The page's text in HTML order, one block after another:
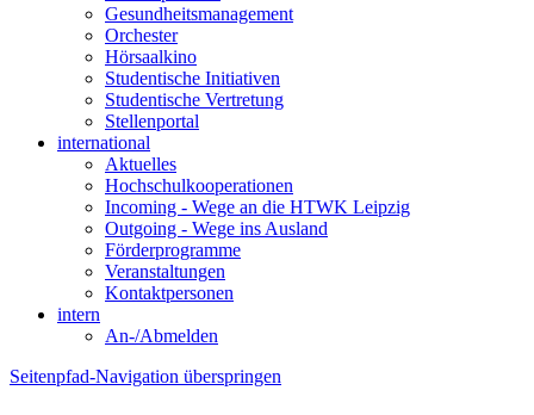
Gesundheitsmanagement
Orchester
Hörsaalkino
Studentische Initiativen
Studentische Vertretung
Stellenportal
international
Aktuelles
Hochschulkooperationen
Incoming - Wege an die HTWK Leipzig
Outgoing - Wege ins Ausland
Förderprogramme
Veranstaltungen
Kontaktpersonen
intern
An-/Abmelden
Seitenpfad-Navigation überspringen